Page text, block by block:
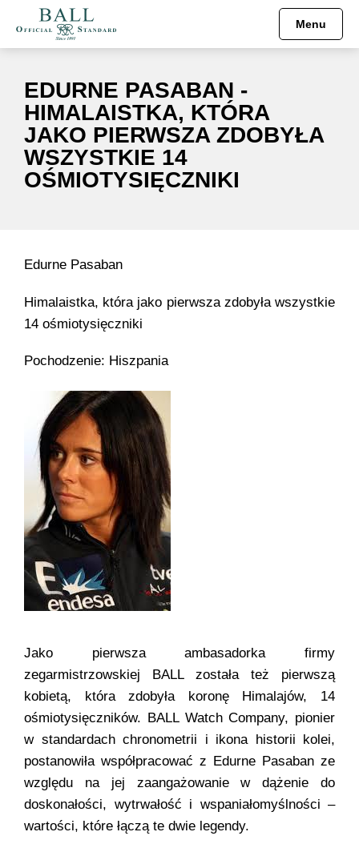
Menu
EDURNE PASABAN -
HIMALAISTKA, KTÓRA
JAKO PIERWSZA ZDOBYŁA
WSZYSTKIE 14
OŚMIOTYSIĘCZNIKI
Edurne Pasaban
Himalaistka, która jako pierwsza zdobyła wszystkie
14 ośmiotysięczniki
Pochodzenie: Hiszpania
Jako pierwsza ambasadorka firmy
zegarmistrzowskiej BALL została też pierwszą
kobietą, która zdobyła koronę Himalajów, 14
ośmiotysięczników. BALL Watch Company, pionier
w standardach chronometrii i ikona historii kolei,
postanowiła współpracować z Edurne Pasaban ze
względu na jej zaangażowanie w dążenie do
doskonałości, wytrwałość i wspaniałomyślności –
wartości, które łączą te dwie legendy.
Engineer II
Engineer III
Engineer M
Fireman
Oficjalne Zegarki Kolejowe
Engineer Hydrocarbon
Engineer M
Engineer II
Engineer III
Trainmaster
Oficjalne Zegarki Kolejowe
MISJA
MUZEUM